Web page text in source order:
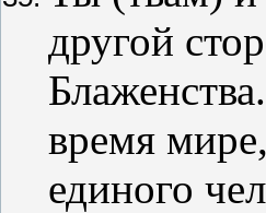
другой
время
единого